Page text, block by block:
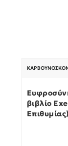
βιβλίο
Επιθυμίας)